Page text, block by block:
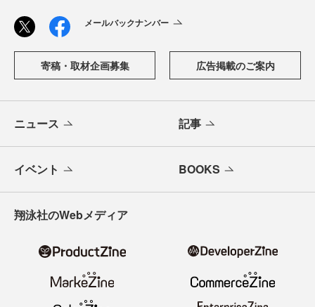
メールバックナンバー
寄稿・取材企画募集 広告掲載のご案内
ニュース 記事
イベント BOOKS
翔泳社のWebメディア